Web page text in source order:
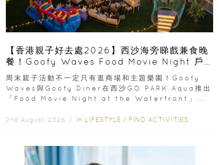
【香港親子好去處2026】西沙海旁睇戲兼食晚
餐！Goofy Waves Food Movie Night 戶
外影院逢週末登場
周末親子活動不一定只有逛商場和主題樂園！Goofy
Waves與Goofy Diner在西沙GO PARK Aqua推出
「Food Movie Night at the Waterfront」...
2nd August, 2026 ｜ In LIFESTYLE / FIND ACTIVITIES